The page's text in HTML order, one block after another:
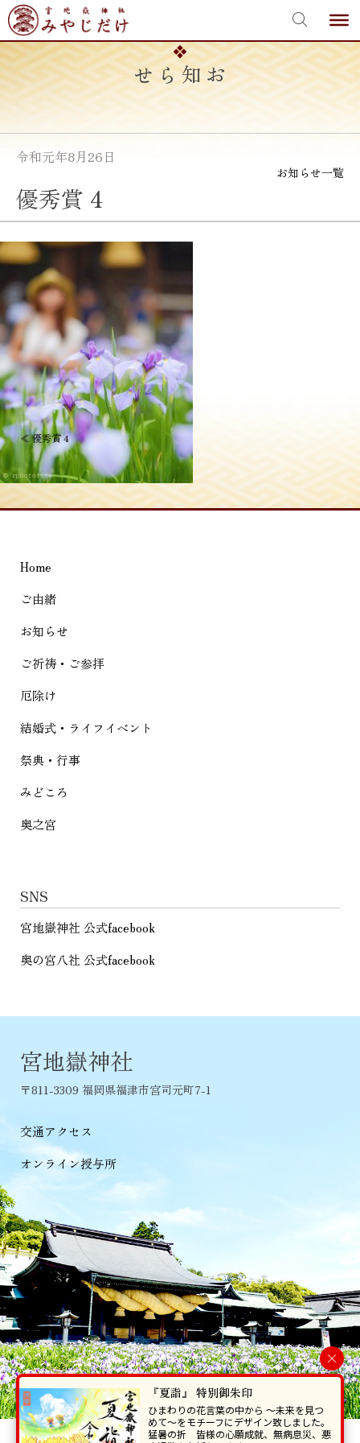
Skip
to
content
お知らせ
令和元年8月26日
お知らせ一覧
優秀賞 4
投
稿
ナ
ビ
ー
シ
ョ
ン
≪優秀賞 4
Home
ご由緒
お知らせ
ご祈祷・ご参拝
厄除け
結婚式・ライフイベント
祭典・行事
みどころ
奥之宮
SNS
宮地嶽神社 公式facebook
奥の宮八社 公式facebook
宮地嶽神社
〒811-3309 福岡県福津市宮司元町7-1
交通アクセス
オンライン授与所
当ホームページで掲載の写真・イラスト等を無断で転写･複製することを
×
『夏詣』 特別御朱印
ひまわりの花言葉の中から 〜未来を見つ
めて〜をモチーフにデザイン致しました。
猛暑の折 皆様の心願成就、無病息災、悪